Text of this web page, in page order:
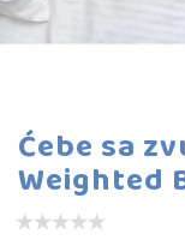
Ćebe sa
Weighted